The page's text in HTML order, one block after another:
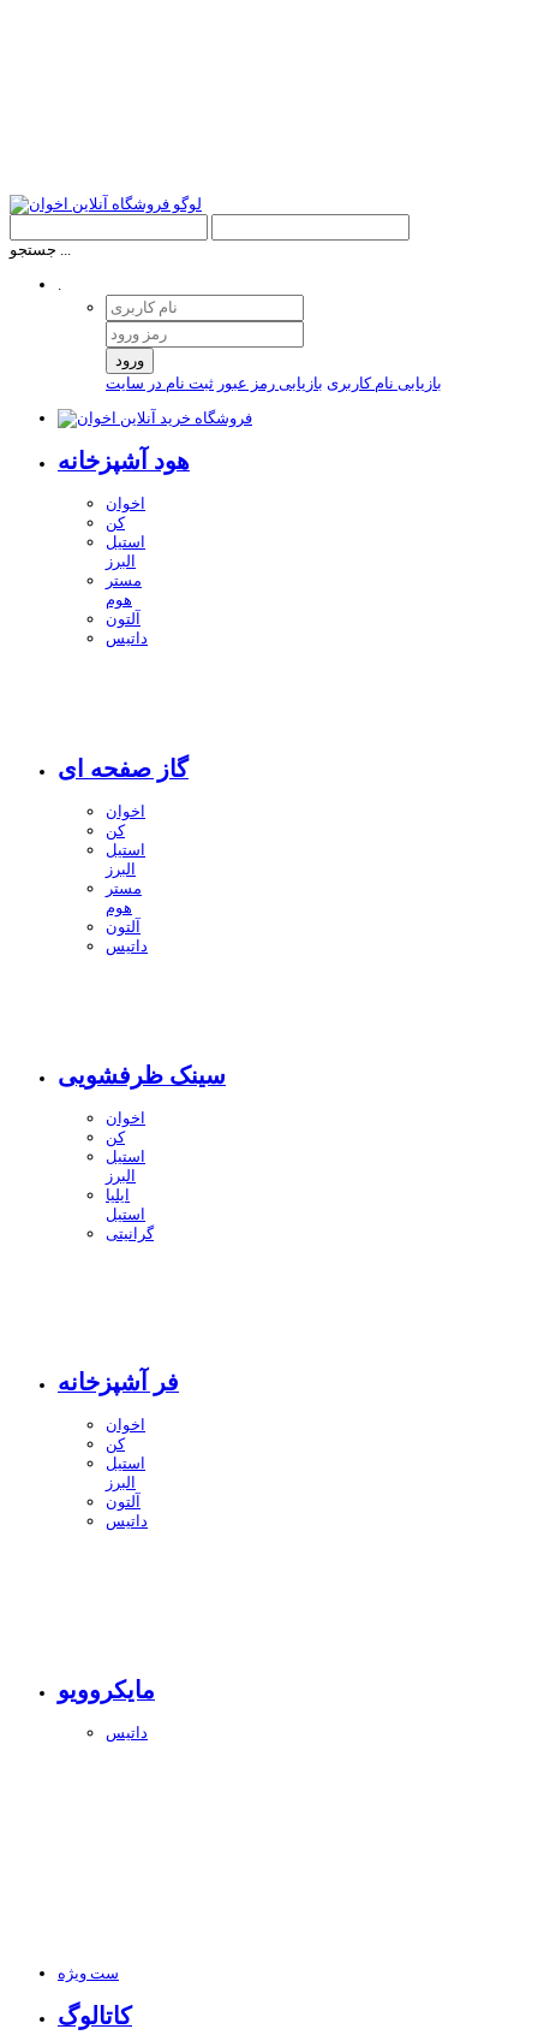
جستجو ...
.
ورود
بازیابی نام کاربری بازیابی رمز عبور ثبت نام در سایت
هود آشپزخانه
اخوان
کن
استیل
البرز
مستر
هوم
آلتون
داتیس
گاز صفحه ای
اخوان
کن
استیل
البرز
مستر
هوم
آلتون
داتیس
سینک ظرفشویی
اخوان
کن
استیل
البرز
ایلیا
استیل
گرانیتی
فر آشپزخانه
اخوان
کن
استیل
البرز
آلتون
داتیس
مایکروویو
داتیس
ست ویژه
کاتالوگ